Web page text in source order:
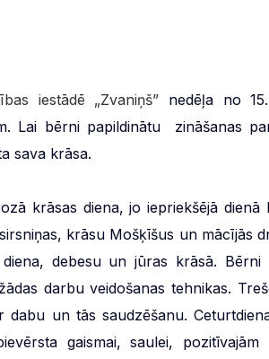
iestādē „Zvaniņš” nedēļa no
Lai bērni papildinātu zināšanas
sava krāsa.
krāsas diena, jo iepriekšējā
krāsu Mošķīšus un mācījās
debesu un jūras krāsā.
darbu veidošanas tehnikas.
un tās saudzēšanu.
gaismai, saulei,